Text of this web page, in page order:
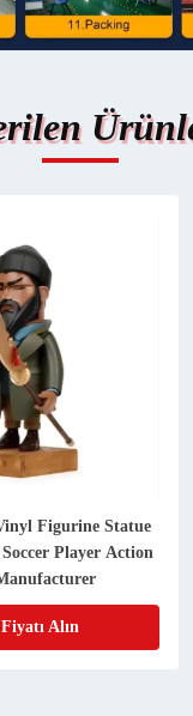
Figurine Statue
Player Action
Alın